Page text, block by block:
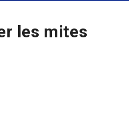
les mites